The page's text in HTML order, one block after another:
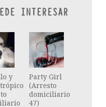
INTERESAR
y
Party Girl
(Arresto
domiciliario
47)